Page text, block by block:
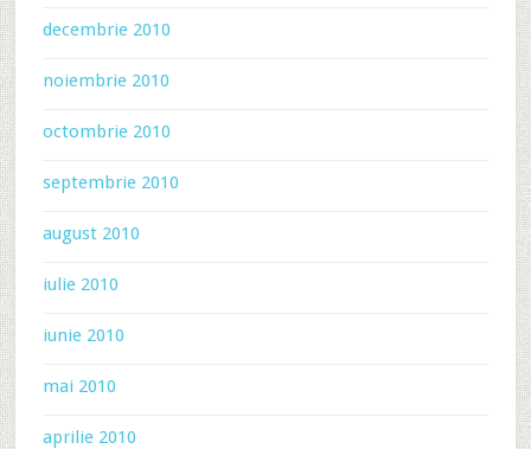
decembrie 2010
noiembrie 2010
octombrie 2010
septembrie 2010
august 2010
iulie 2010
iunie 2010
mai 2010
aprilie 2010